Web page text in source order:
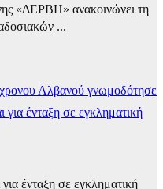
«ΔΕΡΒΗ» ανακοινώνει τη
...
Αλβανού γνωμοδότησε
ένταξη σε εγκληματική
ένταξη σε εγκληματική